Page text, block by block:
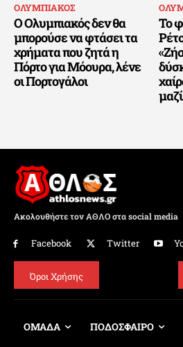
ΟΛΥΜΠΙΑΚΟΣ
Ο Ολυμπιακός δεν θα
μπορούσε να φτάσει τα
χρήματα που ζητά η
Πόρτο για Μόουρα, λένε
οι Πορτογάλοι
Το
Ακολουθήστε τον ΑΘΛΟ στα social media
Facebook Twitter
Όροι Χρήσης
ΟΜΑΔΑ ΠΟΔΟΣΦΑΙΡΟ